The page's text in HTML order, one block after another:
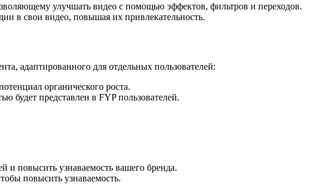
улучшать видео с помощью эффектов, фильтров и переходов.
в свои видео, повышая их привлекательность.
адаптированного для отдельных пользователей:
органического роста.
будет представлен в FYP пользователей.
и повысить узнаваемость вашего бренда.
повысить узнаваемость.